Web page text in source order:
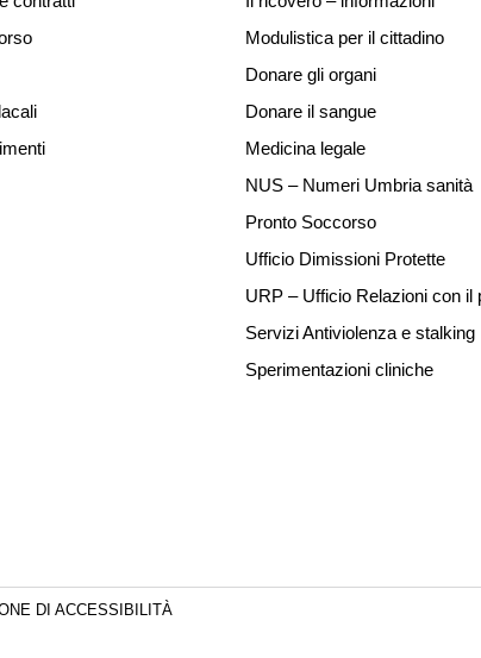
Modulistica per il cittadino
Donare gli organi
Donare il sangue
Medicina legale
NUS – Numeri Umbria sanità
Pronto Soccorso
Ufficio Dimissioni Protette
URP – Ufficio Relazioni con il
Servizi Antiviolenza e stalking
Sperimentazioni cliniche
DI ACCESSIBILITÀ